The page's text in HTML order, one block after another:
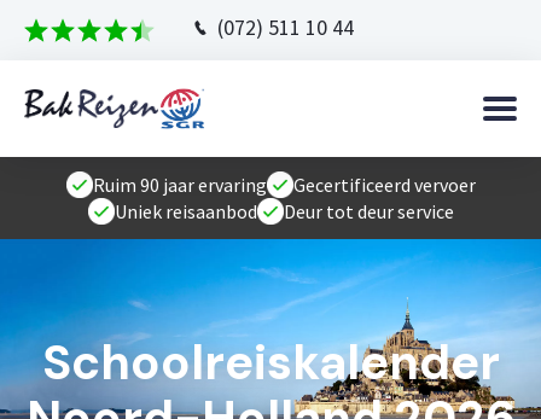
(072) 511 10 44
Ruim 90 jaar ervaring
Gecertificeerd vervoer
Uniek reisaanbod
Deur tot deur service
Schoolreiskalender